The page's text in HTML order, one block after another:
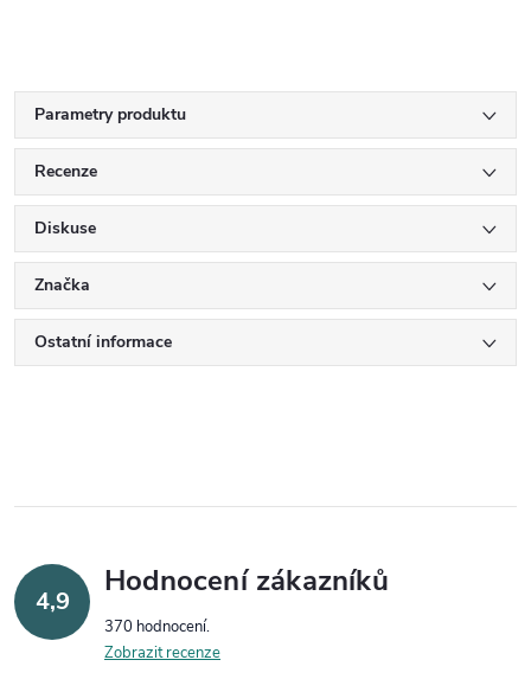
Parametry produktu
Recenze
Diskuse
Značka
Ostatní informace
4,9
Hodnocení zákazníků
370 hodnocení
Zobrazit recenze